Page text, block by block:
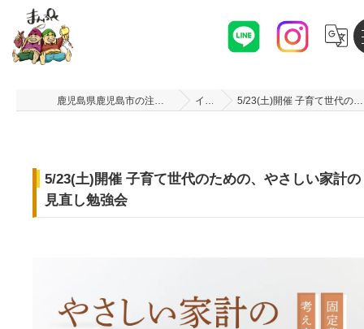
イベント 5/23(土)開催 子育て世代のための、やさしい家計の見直し勉強会
5/23(土)開催 子育て世代のための、やさしい家計の
見直し勉強会